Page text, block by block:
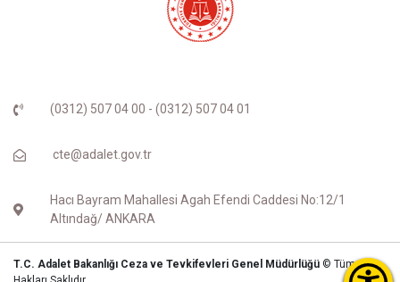
(0312) 507 04 00 - (0312) 507 04 01
cte@adalet.gov.tr
Hacı Bayram Mahallesi Agah Efendi Caddesi No:12/1
Altındağ/ ANKARA
T.C. Adalet Bakanlığı Ceza ve Tevkifevleri Genel Müdürlüğü © Tüm